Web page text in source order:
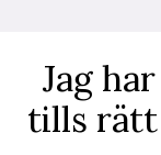
Jag
tills